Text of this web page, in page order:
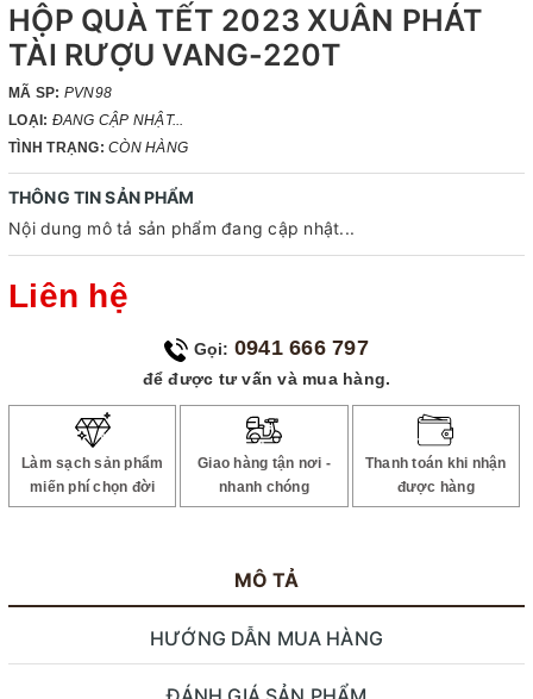
HỘP QUÀ TẾT 2023 XUÂN PHÁT
TÀI RƯỢU VANG-220T
MÃ SP: PVN98
LOẠI: ĐANG CẬP NHẬT...
TÌNH TRẠNG: CÒN HÀNG
THÔNG TIN SẢN PHẨM
Nội dung mô tả sản phẩm đang cập nhật...
Liên hệ
Gọi: 0941 666 797
để được tư vấn và mua hàng.
Làm sạch sản phẩm
miến phí chọn đời
Giao hàng tận nơi -
nhanh chóng
Thanh toán khi nhận
được hàng
MÔ TẢ
HƯỚNG DẪN MUA HÀNG